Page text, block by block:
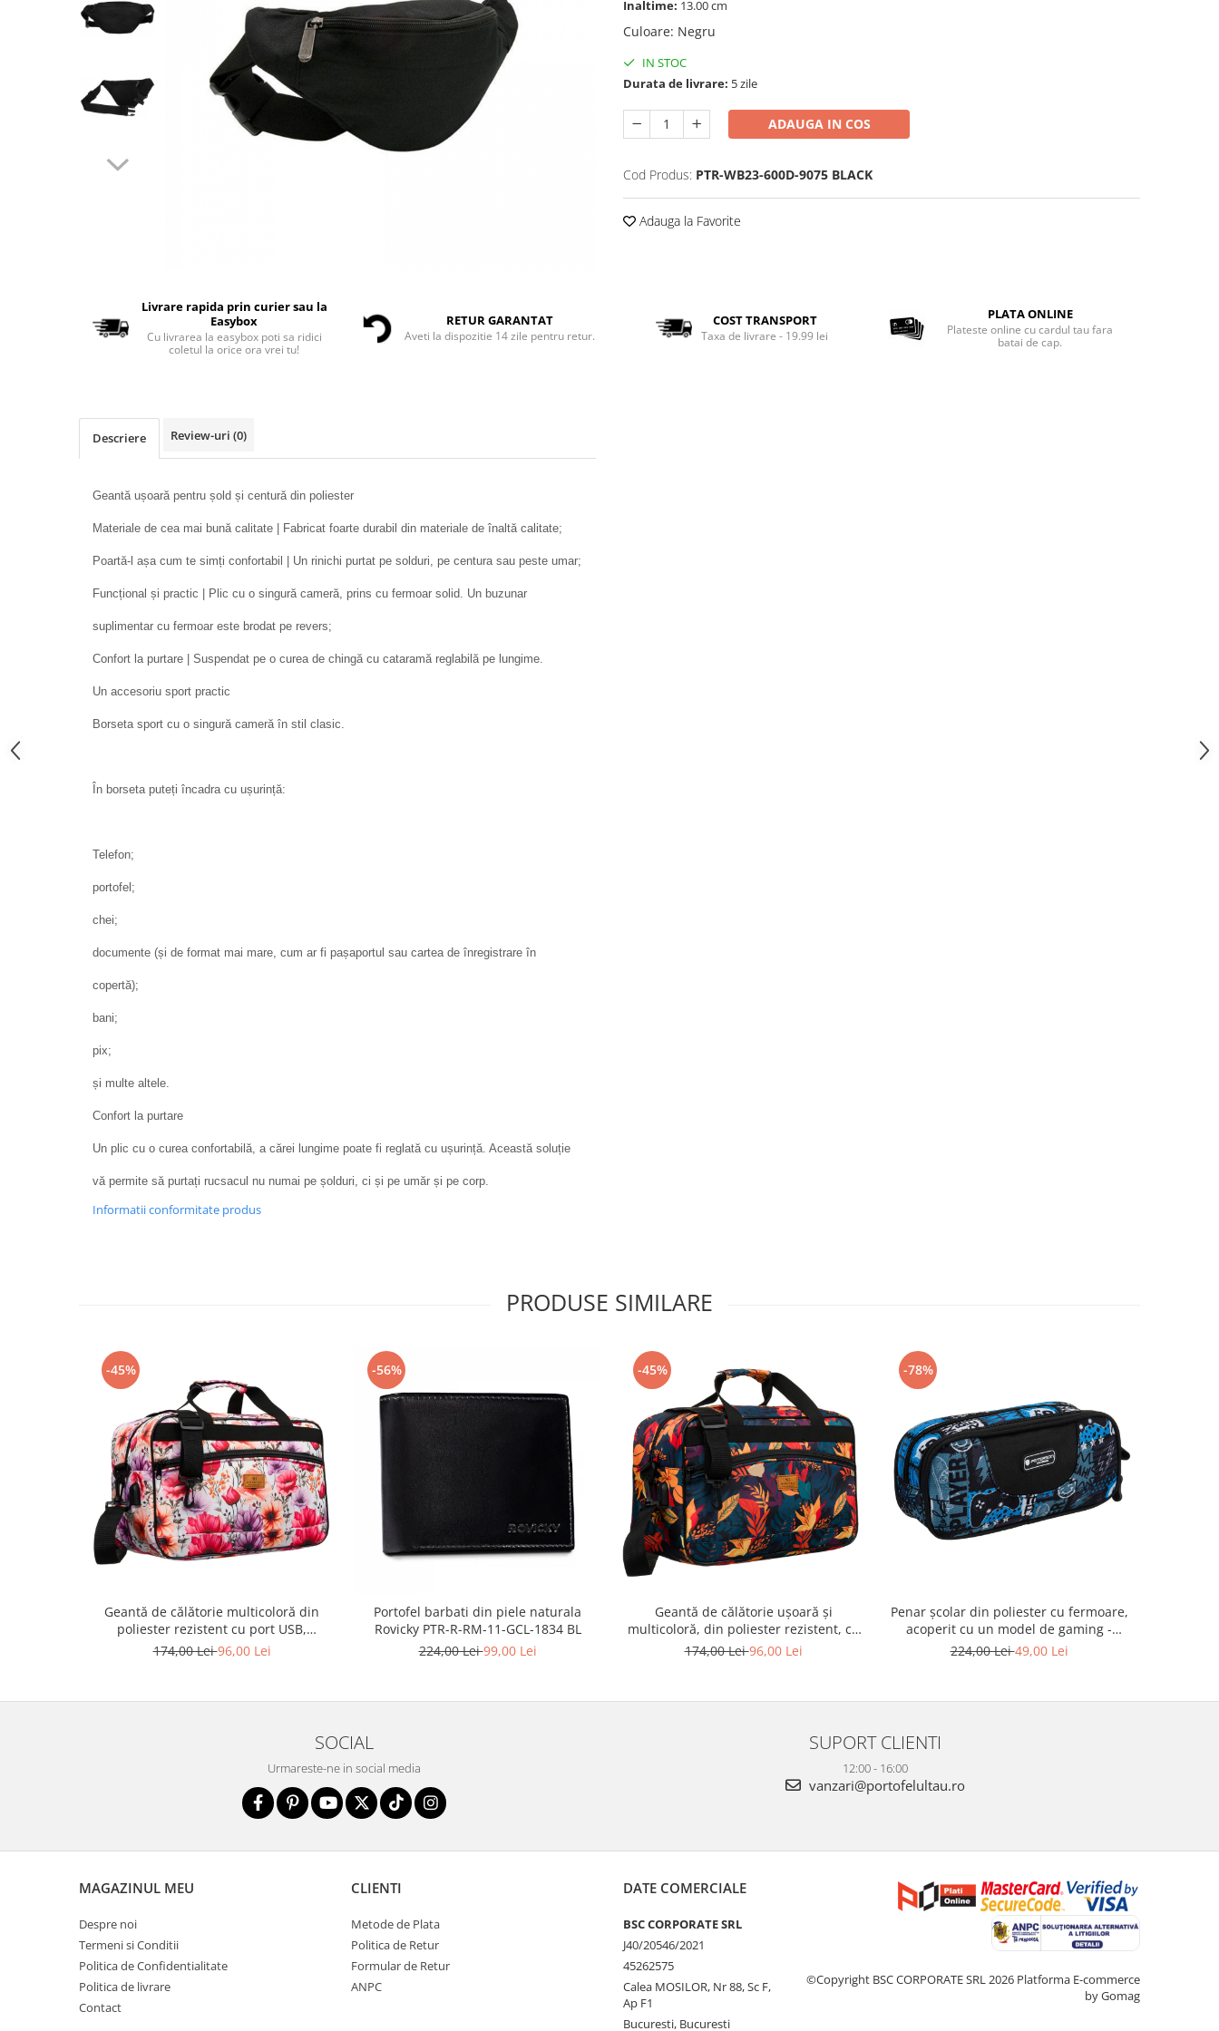
Inaltime: 13.00 cm
Culoare: Negru
IN STOC
Durata de livrare: 5 zile
ADAUGA IN COS
Cod Produs: PTR-WB23-600D-9075 BLACK
Adauga la Favorite
Livrare rapida prin curier sau la
Easybox
Cu livrarea la easybox poti sa ridici
coletul la orice ora vrei tu!
RETUR GARANTAT
Aveti la dispozitie 14 zile pentru retur.
COST TRANSPORT
Taxa de livrare - 19.99 lei
PLATA ONLINE
Plateste online cu cardul tau fara
batai de cap.
Descriere Review-uri (0)
Geantă ușoară pentru șold și centură din poliester
Materiale de cea mai bună calitate | Fabricat foarte durabil din materiale de înaltă calitate;
Poartă-l așa cum te simți confortabil | Un rinichi purtat pe solduri, pe centura sau peste umar;
Funcțional și practic | Plic cu o singură cameră, prins cu fermoar solid. Un buzunar
suplimentar cu fermoar este brodat pe revers;
Confort la purtare | Suspendat pe o curea de chingă cu cataramă reglabilă pe lungime.
Un accesoriu sport practic
Borseta sport cu o singură cameră în stil clasic.
În borseta puteți încadra cu ușurință:
Telefon;
portofel;
chei;
documente (și de format mai mare, cum ar fi pașaportul sau cartea de înregistrare în
copertă);
bani;
pix;
și multe altele.
Confort la purtare
Un plic cu o curea confortabilă, a cărei lungime poate fi reglată cu ușurință. Această soluție
vă permite să purtați rucsacul nu numai pe șolduri, ci și pe umăr și pe corp.
Informatii conformitate produs
PRODUSE SIMILARE
-45%
Geantă de călătorie multicoloră din
poliester rezistent cu port USB,
acoperită cu un model vegetal - Rovicky
174,00 Lei96,00 Lei
-56%
Portofel barbati din piele naturala
Rovicky PTR-R-RM-11-GCL-1834 BL
224,00 Lei99,00 Lei
-45%
Geantă de călătorie ușoară și
multicoloră, din poliester rezistent, cu
port USB - Rovicky PTR-R-TL15608-8855
174,00 Lei96,00 Lei
-78%
Penar școlar din poliester cu fermoare,
acoperit cu un model de gaming -
Peterson PTR-PTN MOTYLEK-5134 B62
224,00 Lei49,00 Lei
SOCIAL
Urmareste-ne in social media
SUPORT CLIENTI
12:00 - 16:00
vanzari@portofelultau.ro
MAGAZINUL MEU
Despre noi
Termeni si Conditii
Politica de Confidentialitate
Politica de livrare
Contact
CLIENTI
Metode de Plata
Politica de Retur
Formular de Retur
ANPC
DATE COMERCIALE
BSC CORPORATE SRL
J40/20546/2021
45262575
Calea MOSILOR, Nr 88, Sc F,
Ap F1
Bucuresti, Bucuresti
©Copyright BSC CORPORATE SRL 2026 Platforma E-commerce
by Gomag